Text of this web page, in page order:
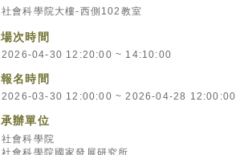
社會科學院大樓-西側102教室
場次時間
2026-04-30 12:20:00 ~ 14:10:00
報名時間
2026-03-30 12:00:00 ~ 2026-04-28 12:00:00
承辦單位
社會科學院
社會科學院國家發展研究所